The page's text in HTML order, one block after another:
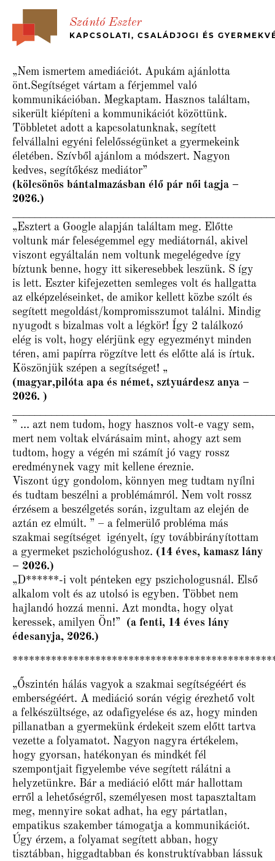
Szántó Eszter
KAPCSOLATI, CSALÁDJOGI ÉS
BEMUTATKOZÁS
RÓLAM ÍRTÁK – ÜGYFÉL VISSZAJELZÉSEK
BÉKÉS, GYORS VÁLÁS
MI A MEDIÁCIÓ?
KINEK JÓ?
MÉDIA MEGJELENÉSEK,
JOGI HÁTTÉR
KAPCSOLAT
MEDIATION – IN ENGLISH
„Nem ismertem amediációt. Apukám ajánlotta
önt.Segítséget vártam a férjemmel való
kommunikációban. Megkaptam. Hasznos találtam,
sikerült kiépíteni a kommunikációt közöttünk.
Többletet adott a kapcsolatunknak, segített
felvállalni egyéni felelősségünket a gyermekeink
életében. Szívből ajánlom a módszert. Nagyon
kedves, segítőkész mediátor”
(kölcsönös bántalmazásban élő pár női tagja –
2026.)
„Esztert a Google alapján találtam meg. Előtte
voltunk már feleségemmel egy mediátornál, akivel
viszont egyáltalán nem voltunk megelégedve így
bíztunk benne, hogy itt sikeresebbek leszünk. S így
is lett. Eszter kifejezetten semleges volt és hallgatta
az elképzeléseinket, de amikor kellett közbe szólt és
segített megoldást/kompromisszumot találni. Mindig
nyugodt s bizalmas volt a légkör! Így 2 találkozó
elég is volt, hogy elérjünk egy egyezményt minden
téren, ami papírra rögzítve lett és előtte alá is írtuk.
Köszönjük szépen a segítséget! „
(magyar,pilóta apa és német, sztyuárdesz anya –
2026. )
” … azt nem tudom, hogy hasznos volt-e vagy sem,
mert nem voltak elvárásaim mint, ahogy azt sem
tudtom, hogy a végén mi számít jó vagy rossz
eredménynek vagy mit kellene éreznie.
Viszont úgy gondolom, könnyen meg tudtam nyílni
és tudtam beszélni a problémámról. Nem volt rossz
érzésem a beszélgetés során, izgultam az elején de
aztán ez elmúlt. ” – a felmerülő probléma más
szakmai segítséget igényelt, így továbbirányítottam
a gyermeket pszichológushoz. (14 éves, kamasz lány
– 2026.)
„D******-i volt pénteken egy pszichologusnál. Első
alkalom volt és az utolsó is egyben. Többet nem
hajlandó hozzá menni. Azt mondta, hogy olyat
keressek, amilyen Ön!” (a fenti, 14 éves lány
édesanyja, 2026.)
„Őszintén hálás vagyok a szakmai segítségéért és
emberségéért. A mediáció során végig érezhető volt
a felkészültsége, az odafigyelése és az, hogy minden
pillanatban a gyermekünk érdekeit szem előtt tartva
vezette a folyamatot. Nagyon nagyra értékelem,
hogy gyorsan, hatékonyan és mindkét fél
szempontjait figyelembe véve segített rálátni a
helyzetünkre. Bár a mediáció előtt már hallottam
erről a lehetőségről, személyesen most tapasztaltam
meg, mennyire sokat adhat, ha egy pártatlan,
empatikus szakember támogatja a kommunikációt.
Úgy érzem, a folyamat segített abban, hogy
tisztábban, higgadtabban és konstruktívabban lássuk